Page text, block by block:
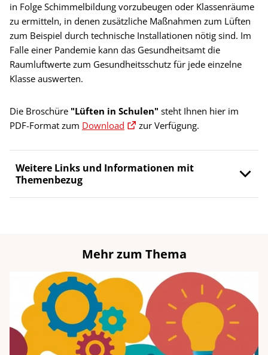
in Folge Schimmelbildung vorzubeugen oder Klassenräume
zu ermitteln, in denen zusätzliche Maßnahmen zum Lüften
zum Beispiel durch technische Installationen nötig sind. Im
Falle einer Pandemie kann das Gesundheitsamt die
Raumluftwerte zum Gesundheitsschutz für jede einzelne
Klasse auswerten.
Die Broschüre "Lüften in Schulen" steht Ihnen hier im
PDF-Format zum Download zur Verfügung.
Weitere Links und Informationen mit
Themenbezug
Mehr zum Thema